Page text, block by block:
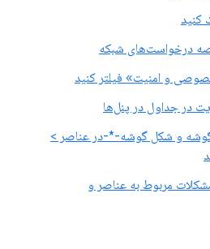
کنید
درخواست‌های شبکه
و امنیت» فیلتر کنید
در جداول در پنل‌ها
گوشه و شکل گوشه-*-در عناصر >
مربوط به عناصر و